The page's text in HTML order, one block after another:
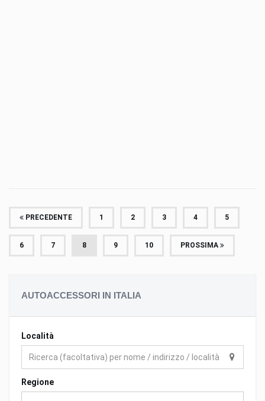
PRECEDENTE 1 2 3 4 5
6 7 8 9 10 PROSSIMA
AUTOACCESSORI IN ITALIA
Località
Regione